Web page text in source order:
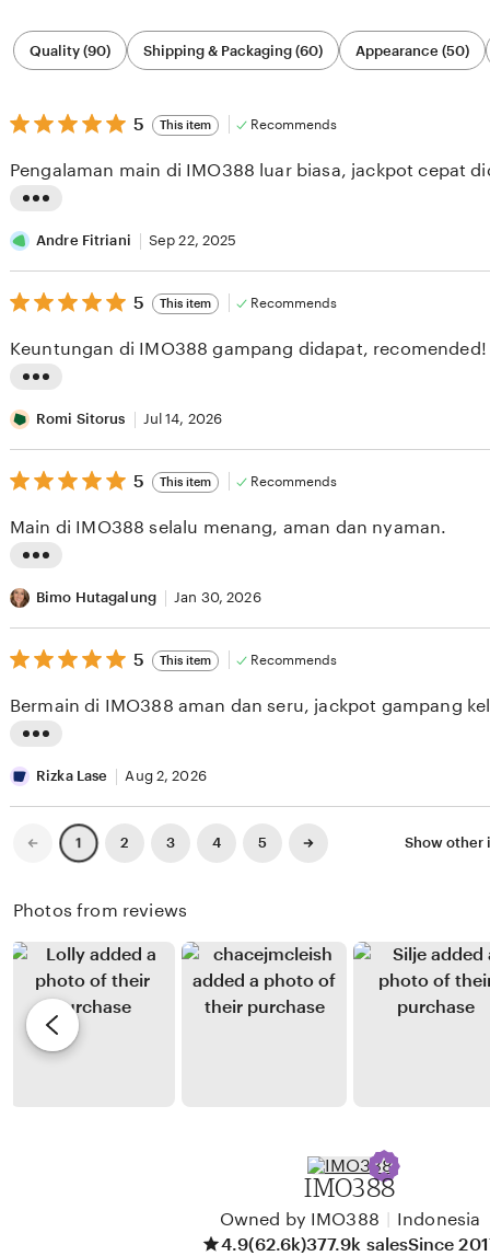
Filter
by
category
Quality (90) Shipping & Packaging (60) Appearance (50)
5
out
5
stars
5 This item Recommends
i
s
t
n
r
e
v
e
b
y
A
d
e
F
i
n
i
Pengalaman main di IMO388 luar biasa, jackpot cepat
Andre Fitriani Sep 22, 2025
5
out
5
stars
5 This item Recommends
i
s
t
n
r
e
v
e
b
y
i
i
t
o
Keuntungan di IMO388 gampang didapat, recomended!
Romi Sitorus Jul 14, 2026
5
out
5
stars
5 This item Recommends
i
s
t
n
r
e
y
B
i
Main di IMO388 selalu menang, aman dan nyaman.
Bimo Hutagalung Jan 30, 2026
5
out
5
stars
5 This item Recommends
i
s
e
i
Bermain di IMO388 aman dan seru, jackpot gampang
Rizka Lase Aug 2, 2026
Previous
page
1 2 3 4 5
Next
page
Show other
Photos from reviews
IMO388
Owned by IMO388
Indonesia
4.9(62.6k)377.9k salesSince